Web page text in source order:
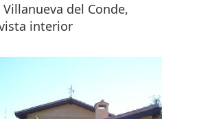
Villanueva del Conde,
interior